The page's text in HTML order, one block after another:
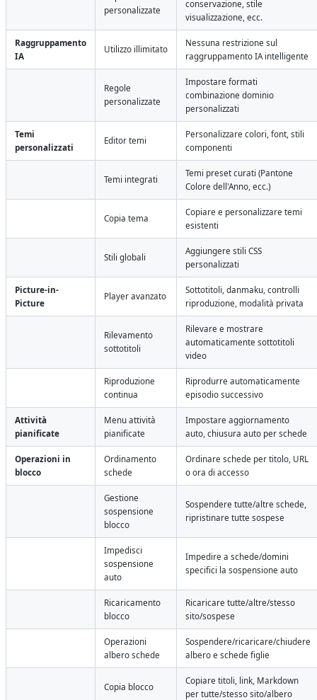
personalizzate
conservazione, stile
visualizzazione, ecc.
Raggruppamento
IA
Utilizzo illimitato
Nessuna restrizione sul
raggruppamento IA intelligente
Regole
personalizzate
Impostare formati
combinazione dominio
personalizzati
Temi
personalizzati
Editor temi
Personalizzare colori, font, stili
componenti
Temi integrati
Temi preset curati (Pantone
Colore dell'Anno, ecc.)
Copia tema
Copiare e personalizzare temi
esistenti
Stili globali
Aggiungere stili CSS
personalizzati
Picture-in-
Picture
Player avanzato
Sottotitoli, danmaku, controlli
riproduzione, modalità privata
Rilevamento
sottotitoli
Rilevare e mostrare
automaticamente sottotitoli
video
Riproduzione
continua
Riprodurre automaticamente
episodio successivo
Attività
pianificate
Menu attività
pianificate
Impostare aggiornamento
auto, chiusura auto per schede
Operazioni in
blocco
Ordinamento
schede
Ordinare schede per titolo, URL
o ora di accesso
Gestione
sospensione
blocco
Sospendere tutte/altre schede,
ripristinare tutte sospese
Impedisci
sospensione
auto
Impedire a schede/domini
specifici la sospensione auto
Ricaricamento
blocco
Ricaricare tutte/altre/stesso
sito/sospese
Operazioni
albero schede
Sospendere/ricaricare/chiudere
albero e schede figlie
Copia blocco
Copiare titoli, link, Markdown
per tutte/stesso sito/albero